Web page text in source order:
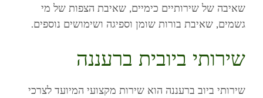
שאיבה של שירותיים כימיים, שאיבת הצפות של מי
גשמים, שאיבת בורות שומן וספיגה ושימושים נוספים.
שירותי ביובית ברעננה
שירותי ביוב ברעננה הוא שירות מקצועי המיועד לצרכי